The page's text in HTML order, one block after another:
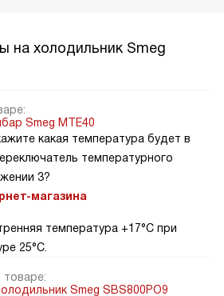
на холодильник Smeg
Smeg MTE40
какая температура будет в
температурного
3?
магазина
температура +17°C при
25°C.
товаре:
Smeg SBS800PO9